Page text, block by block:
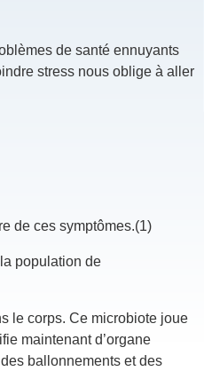
de santé ennuyants
stress nous oblige à aller
de ces symptômes.(1)
population de
le corps. Ce microbiote joue
maintenant d’organe
ballonnements et des